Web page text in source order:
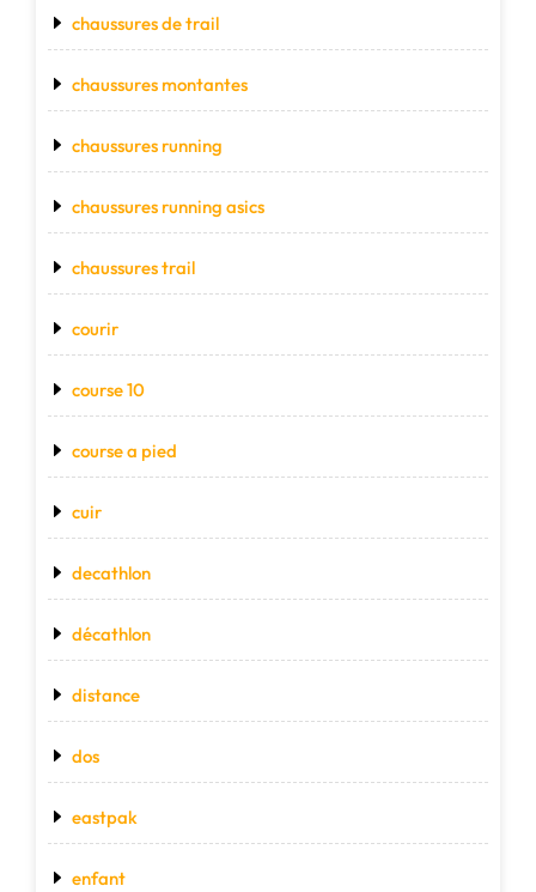
chaussures de trail
chaussures montantes
chaussures running
chaussures running asics
chaussures trail
courir
course 10
course a pied
cuir
decathlon
décathlon
distance
dos
eastpak
enfant